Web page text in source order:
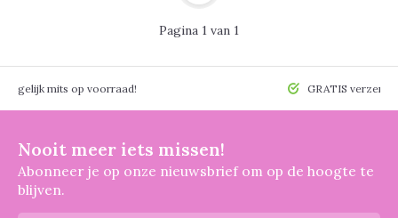
Pagina 1 van 1
mits op voorraad! GRATIS
Nooit meer iets missen!
Abonneer je op onze nieuwsbrief om op de hoogte te
blijven.